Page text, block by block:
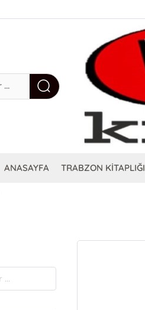
ANASAYFA TRABZON KİTAPLIĞI